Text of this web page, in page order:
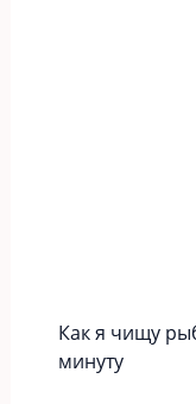
Как я чищу
минуту